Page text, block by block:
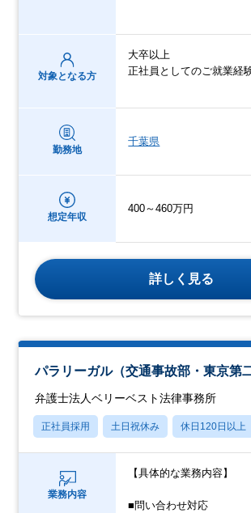
対象となる方
大卒以上
正社員としてのご就業経
勤務地
千葉県
想定年収
400～460万円
詳しく見る
パラリーガル（交通事故部・東京第
弁護士法人ベリーベスト法律事務所
正社員採用 土日祝休み 休日120日以上
業務内容
【具体的な業務内容】
■問い合わせ対応